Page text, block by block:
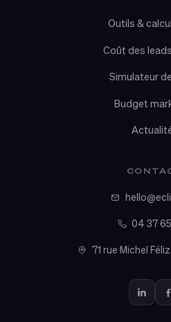
Outils &
Coût des
Simulateur
Budget
04 37
71 rue Michel